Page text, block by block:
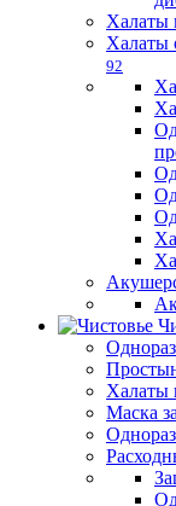
Халаты
Халаты
92
Халаты
Маска